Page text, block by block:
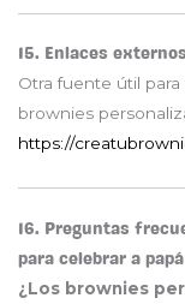
15. Enlaces
Otra fuente útil
brownies
https://
16. Preguntas
para celebrar a papá
¿Los brownies